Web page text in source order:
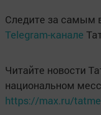
Следите за самым
Telegram-канале
Читайте новости
национальном
https://max.ru/